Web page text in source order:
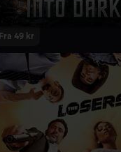
Fra 49 kr